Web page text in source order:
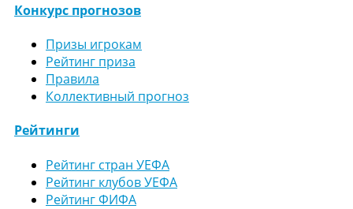
Конкурс прогнозов
Призы игрокам
Рейтинг приза
Правила
Коллективный прогноз
Рейтинги
Рейтинг стран УЕФА
Рейтинг клубов УЕФА
Рейтинг ФИФА